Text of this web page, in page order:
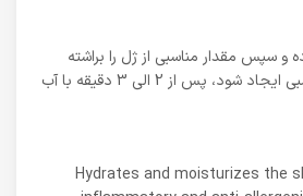
و سپس مقدار مناسبی از ژل را براشته
ماساژ دهید تا کف مناسبی ایجاد شود، پس از 2 الی 3 دقیقه با آب
Hydrates and moisturizes the